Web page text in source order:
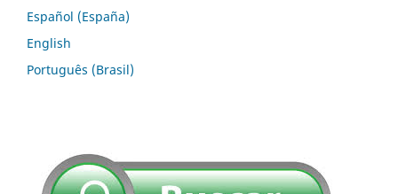
Español (España)
English
Português (Brasil)